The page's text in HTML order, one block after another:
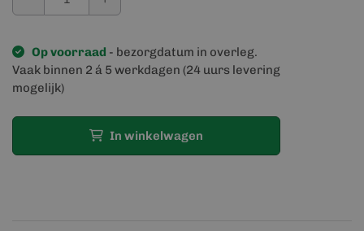
Op voorraad - bezorgdatum in overleg.
Vaak binnen 2 á 5 werkdagen (24 uurs levering
mogelijk)
In winkelwagen